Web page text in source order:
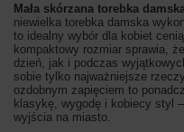
Mała skórzana torebka
niewielka torebka damska
to idealny wybór dla kobiet
kompaktowy rozmiar sprawia,
dzień, jak i podczas
sobie tylko najważniejsze
ozdobnym zapięciem to
klasykę, wygodę i kobiecy styl
wyjścia na miasto.